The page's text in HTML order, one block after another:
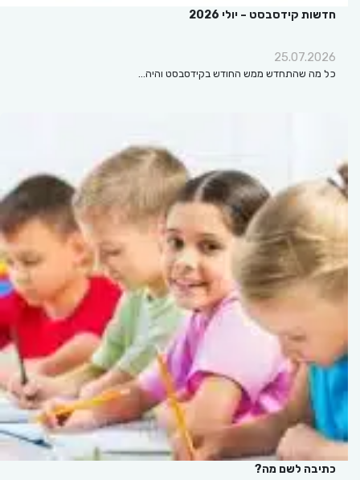
חדשות קידסבסט – יולי 2026
25.07.2026
כל מה שהתחדש ממש החודש בקידסבסט והיה…
כתיבה לשם מה?